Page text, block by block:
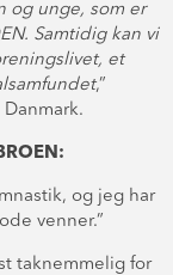
og unge, som er
Samtidig kan vi
et
,”
og jeg har
venner.”
taknemmelig for